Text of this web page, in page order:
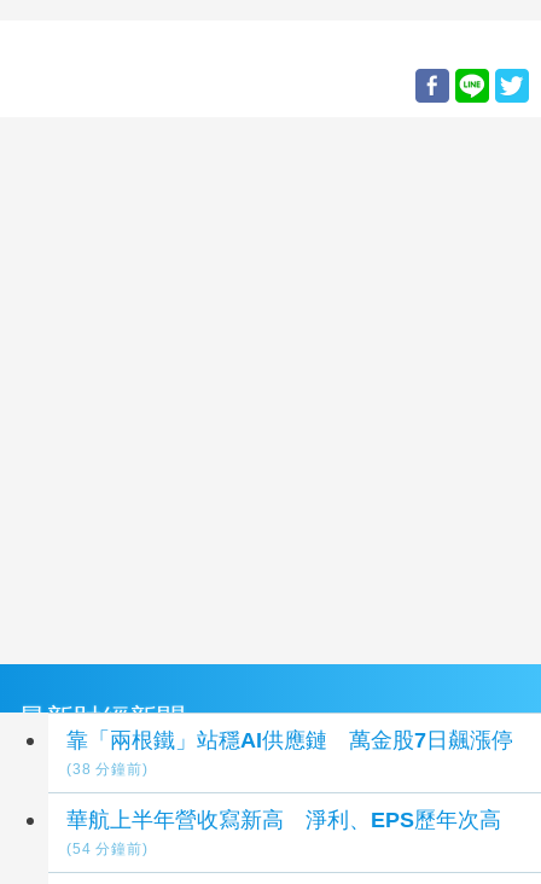
最新財經新聞
靠「兩根鐵」站穩AI供應鏈 萬金股7日飆漲停
(38 分鐘前)
華航上半年營收寫新高 淨利、EPS歷年次高
(54 分鐘前)